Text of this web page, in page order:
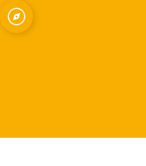
in der
Open quicklink menu